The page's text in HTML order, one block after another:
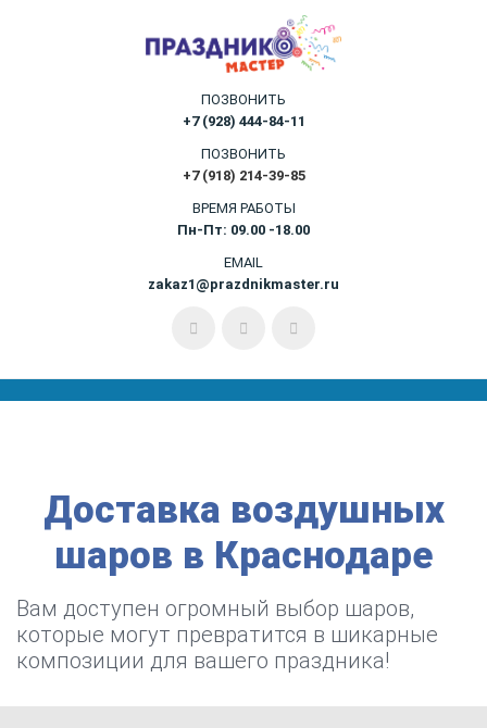
ПОЗВОНИТЬ
+7 (928) 444-84-11
ПОЗВОНИТЬ
+7 (918) 214-39-85
ВРЕМЯ РАБОТЫ
Пн-Пт: 09.00 -18.00
EMAIL
zakaz1@prazdnikmaster.ru
Доставка воздушных
шаров в Краснодаре
Вам доступен огромный выбор шаров,
которые могут превратится в шикарные
композиции для вашего праздника!